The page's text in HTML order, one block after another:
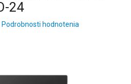
24
Podrobnosti hodnotenia